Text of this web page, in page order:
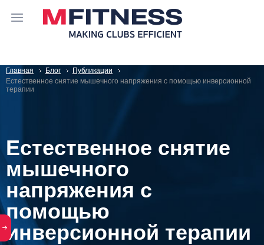
Главная Блог
Публикации
Естественное снятие мышечного напряжения с помощью инверсионной
терапии
Естественное снятие
мышечного
напряжения с
помощью
инверсионной терапии